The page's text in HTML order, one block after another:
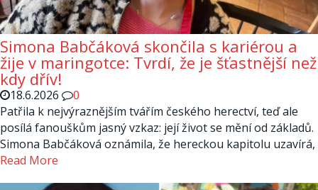
Simona Babčáková skončila s kariérou a
žije v maringotce: Tvrdí, že je šťastnější než
kdy dřív!
18.6.2026
0
Patřila k nejvýraznějším tvářím českého herectví, teď ale
posílá fanouškům jasný vzkaz: její život se mění od základů.
Simona Babčáková oznámila, že hereckou kapitolu uzavírá,
Read More